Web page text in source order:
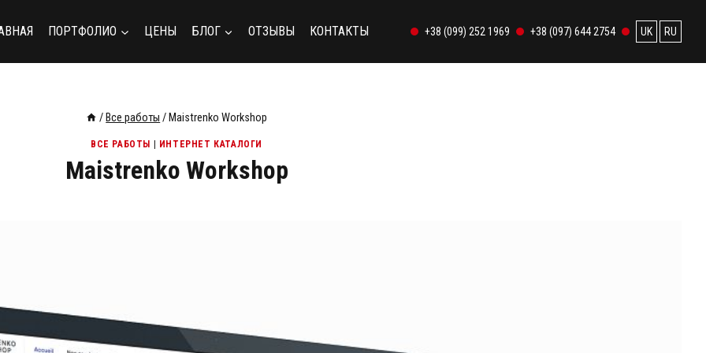
ПОРТФОЛИО ЦЕНЫ БЛОГ ОТЗЫВЫ КОНТАКТЫ +38 (099) 252 1969 +38 (097) 644 2754 UK RU
/ Все работы / Maistrenko Workshop
ВСЕ РАБОТЫ | ИНТЕРНЕТ КАТАЛОГИ
Maistrenko Workshop